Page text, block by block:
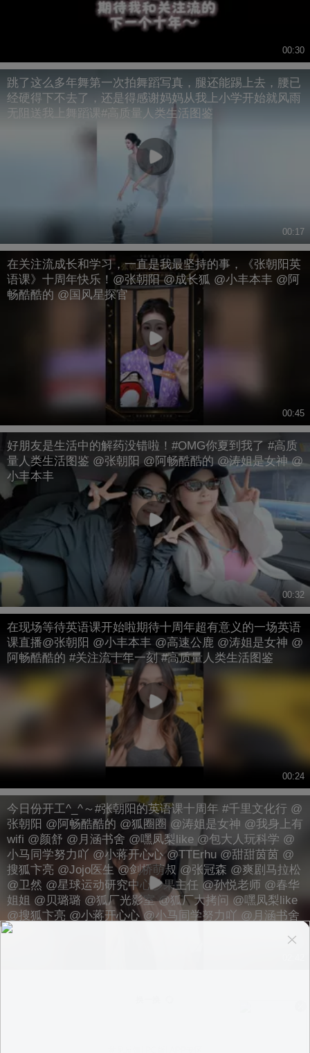
00:30
跳了这么多年舞第一次拍舞蹈写真，腿还能踢上去，腰已
经硬得下不去了，还是得感谢妈妈从我上小学开始就风雨
无阻送我上舞蹈课#高质量人类生活图鉴
00:17
在关注流成长和学习，一直是我最坚持的事，《张朝阳英
语课》十周年快乐！@张朝阳 @成长狐 @小丰本丰 @阿
畅酷酷的 @国风星探官
00:45
好朋友是生活中的解药没错啦！#OMG你夏到我了 #高质
量人类生活图鉴 @张朝阳 @阿畅酷酷的 @涛姐是女神 @
小丰本丰
00:32
在现场等待英语课开始啦期待十周年超有意义的一场英语
课直播@张朝阳 @小丰本丰 @高速公鹿 @涛姐是女神 @
阿畅酷酷的 #关注流十年一刻 #高质量人类生活图鉴
00:24
今日份开工^_^～#张朝阳的英语课十周年 #千里文化行 @
张朝阳 @阿畅酷酷的 @狐圈圈 @涛姐是女神 @我身上有
wifi @颜舒 @月涵书舍 @嘿凤梨like @包大人玩科学 @
小马同学努力吖 @小蒋开心心 @TTErhu @甜甜茵茵 @
搜狐卞亮 @Jojo医生 @剑桥萌叔 @张冠森 @爽剧马拉松
@卫然 @星球运动研究中心沙果主任 @孙悦老师 @春华
姐姐 @贝璐璐 @狐厂光影室 @狐厂大拷问 @嘿凤梨like
@搜狐卞亮 @小蒋开心心 @小马同学努力吖 @月涵书舍